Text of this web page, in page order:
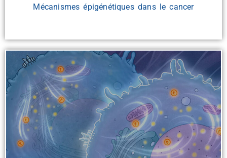
Mécanismes épigénétiques dans le cancer